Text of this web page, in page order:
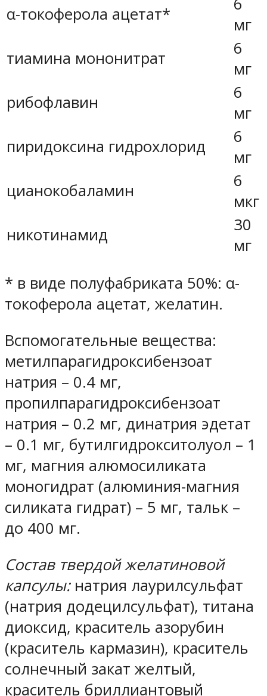
α-токоферола ацетат*
мг
тиамина мононитрат
6
мг
рибофлавин
6
мг
пиридоксина гидрохлорид
6
мг
цианокобаламин
6
мкг
никотинамид
30
мг
* в виде полуфабриката 50%: α-
токоферола ацетат, желатин.
Вспомогательные вещества:
метилпарагидроксибензоат
натрия – 0.4 мг,
пропилпарагидроксибензоат
натрия – 0.2 мг, динатрия эдетат
– 0.1 мг, бутилгидрокситолуол – 1
мг, магния алюмосиликата
моногидрат (алюминия-магния
силиката гидрат) – 5 мг, тальк –
до 400 мг.
Состав твердой желатиновой
капсулы:натрия лаурилсульфат
(натрия додецилсульфат), титана
диоксид, краситель азорубин
(краситель кармазин), краситель
солнечный закат желтый,
краситель бриллиантовый